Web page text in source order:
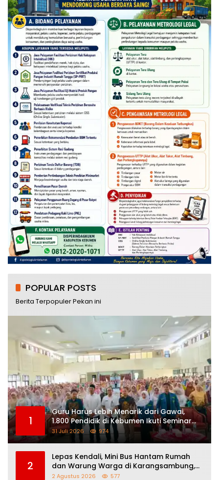
POPULAR POSTS
Berita Terpopuler Pekan ini
1
Guru Harus Lebih Menarik dari Gawai,
1.800 Pendidik di Kebumen Ikuti Seminar
Nasional “How To Be a Great Teacher”
31 Juli 2026 974
2
Lepas Kendali, Mini Bus Hantam Rumah
dan Warung Warga di Karangsambung,
Satu Orang Terluka
2 Agustus 2026 577